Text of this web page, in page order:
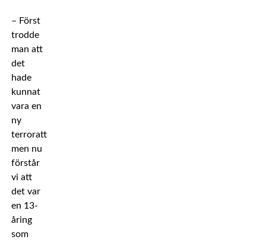
– Först
trodde
man att
det
hade
kunnat
vara en
ny
terrorattack,
men nu
förstår
vi att
det var
en 13-
åring
som